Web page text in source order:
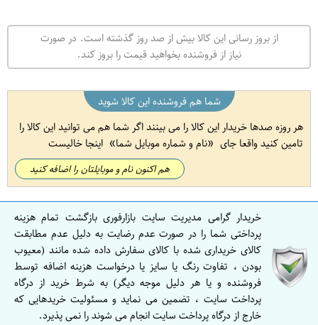
از بروز رسانی این کالا بیش از صد روز گذشته است. در صورت
نیاز از فروشنده بخواهید قیمت را بروز کند.
شما هم فروشنده این کالا شوید
هر روزه صدها خریدار این کالا را می بینند اگر شما هم می توانید این کالا را
تامین کنید واقعا جای
نام و شماره موبایل شما اینجا خالیست
هم اکنون نام و موبایلتان را اضافه کنید
خریدار گرامی مدیریت سایت بازارفوری بازگشت تمام هزینه
پرداختی شما را در صورت عدم رضایت به دلیل عدم مطابقت
کالای خریداری شده با کالای سفارش داده شده مانند (معیوب
بودن ، تفاوت رنگ یا سایز یا درخواست هزینه اضافه توسط
فروشنده و یا هر دلیل موجه دیگر) به شرط خرید از درگاه
پرداخت سایت ، تضمین می نماید و مسئولیت خریدهایی که
خارج از درگاه پرداخت سایت انجام می شوند را نمی پذیرد.